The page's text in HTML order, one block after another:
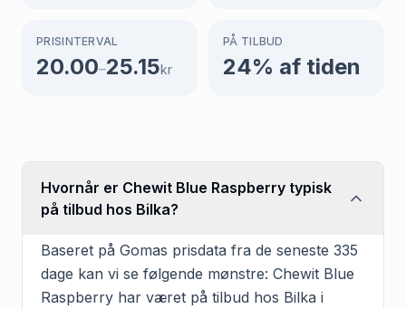
PRISINTERVAL
20.00–25.15kr
PÅ TILBUD
24% af tiden
Hvornår er Chewit Blue Raspberry typisk
på tilbud hos Bilka?
Baseret på Gomas prisdata fra de seneste 335
dage kan vi se følgende mønstre: Chewit Blue
Raspberry har været på tilbud hos Bilka i